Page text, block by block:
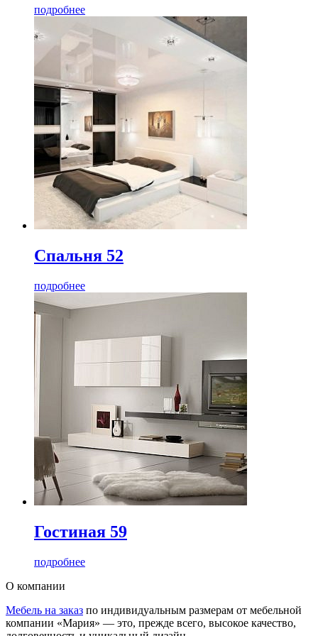
подробнее
Спальня 52
подробнее
Гостиная 59
подробнее
О компании
Мебель на заказ по индивидуальным размерам от мебельной
компании «Мария» — это, прежде всего, высокое качество,